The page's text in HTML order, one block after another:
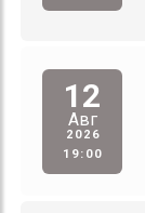
12
Авг
2026
19:00